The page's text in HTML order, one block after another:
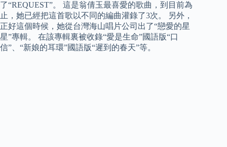
了“REQUEST”。 這是翁倩玉最喜愛的歌曲，到目前為
止，她已經把這首歌以不同的編曲灌錄了3次。 另外，
正好這個時候，她從台灣海山唱片公司出了“戀愛的星
星”專輯。 在該專輯裏被收錄“愛是生命”國語版“口
信”、“新娘的耳環”國語版“遲到的春天”等。